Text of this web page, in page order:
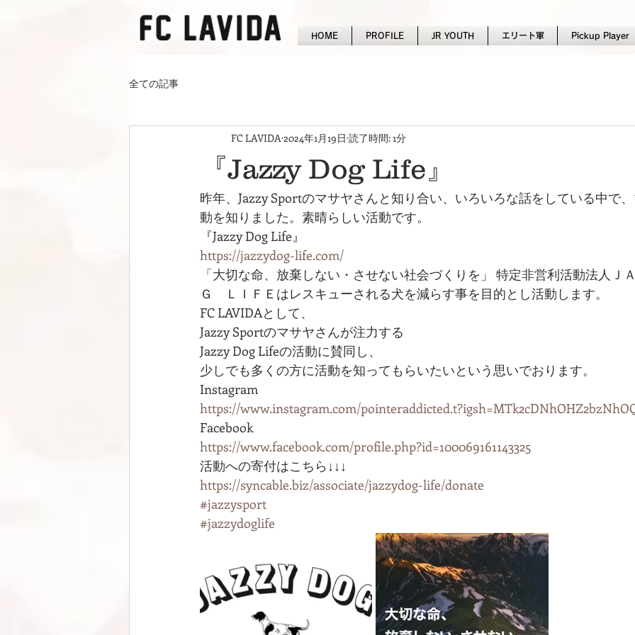
HOME PROFILE JR YOUTH エリート軍 Pickup Player
全ての記事
『Jazzy Dog Life』
FC LAVIDA 2024年1月19日 読了時間: 1分
昨年、Jazzy Sportのマサヤさんと知り合い、いろいろな話をしている中で
動を知りました。素晴らしい活動です。
『Jazzy Dog Life』
https://jazzydog-life.com/
「大切な命、放棄しない・させない社会づくりを」 特定非営利活動法人Ｊ
Ｇ　ＬＩＦＥはレスキューされる犬を減らす事を目的とし活動します。
FC LAVIDAとして、
Jazzy Sportのマサヤさんが注力する
Jazzy Dog Lifeの活動に賛同し、
少しでも多くの方に活動を知ってもらいたいという思いでおります。
Instagram
https://www.instagram.com/
Facebook
https://www.facebook.com/profile.php?id=100069161143325
活動への寄付はこちら↓↓↓
https://syncable.biz/associate/jazzydog-life/donate
#jazzysport
#jazzydoglife